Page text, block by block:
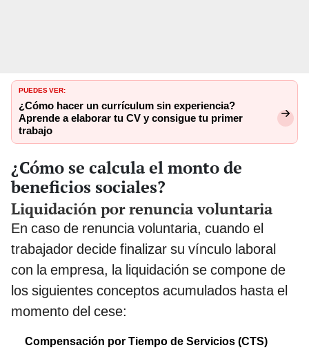
PUEDES VER:
¿Cómo hacer un currículum sin experiencia?
Aprende a elaborar tu CV y consigue tu primer
trabajo
¿Cómo se calcula el monto de
beneficios sociales?
Liquidación por renuncia voluntaria
En caso de renuncia voluntaria, cuando el
trabajador decide finalizar su vínculo laboral
con la empresa, la liquidación se compone de
los siguientes conceptos acumulados hasta el
momento del cese:
Compensación por Tiempo de Servicios (CTS)